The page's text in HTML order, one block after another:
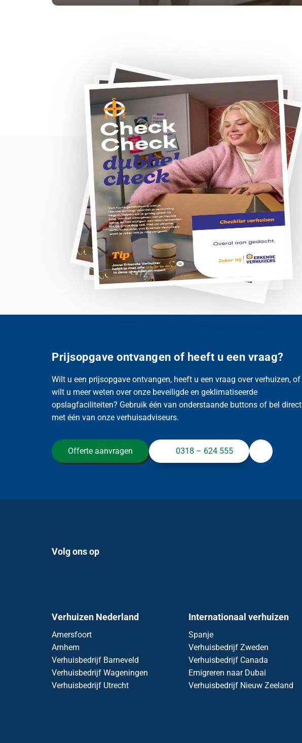
Prijsopgave ontvangen of heeft u een vraag?
Wilt u een prijsopgave ontvangen, heeft u een vraag over verhuizen, of
wilt u meer weten over onze beveiligde en geklimatiseerde
opslagfaciliteiten? Gebruik één van onderstaande buttons of bel direct
met één van onze verhuisadviseurs.
Offerte aanvragen 0318 – 624 555
Volg ons op
Verhuizen Nederland
Amersfoort
Arnhem
Verhuisbedrijf Barneveld
Verhuisbedrijf Wageningen
Verhuisbedrijf Utrecht
Internationaal verhuizen
Spanje
Verhuisbedrijf Zweden
Verhuisbedrijf Canada
Emigreren naar Dubai
Verhuisbedrijf Nieuw Zeeland